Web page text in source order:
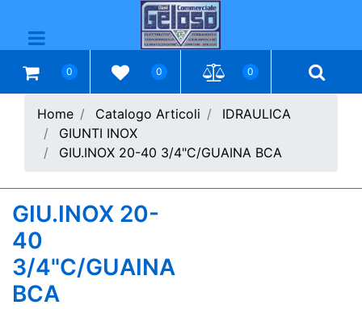
Open menu
0 0 0
Home Catalogo Articoli
IDRAULICA
GIUNTI INOX
GIU.INOX 20-40 3/4"C/GUAINA BCA
GIU.INOX 20-
40
3/4"C/GUAINA
BCA